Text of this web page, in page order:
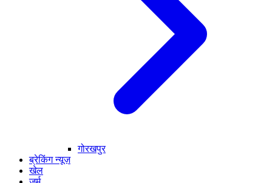
गोरखपुर
ब्रेकिंग न्यूज़
खेल